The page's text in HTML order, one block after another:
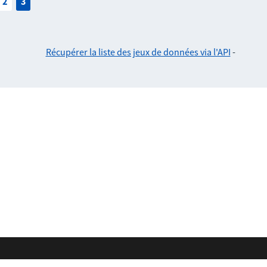
Récupérer la liste des jeux de données via l'API -